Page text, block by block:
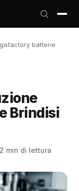
batterie
Brindisi
min di lettura